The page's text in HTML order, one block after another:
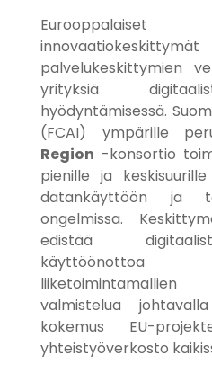
palvelukeskittymien
yrityksiä
hyödyntämisessä.
(FCAI) ympärille
Region -konsortio
pienille ja
datankäyttöön ja
ongelmissa.
edistää
valmistelua
kokemus EU-
yhteistyöverkosto